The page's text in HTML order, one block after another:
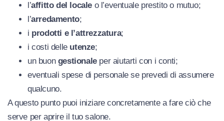
l’affitto del locale o l’eventuale prestito o mutuo;
l’arredamento;
i prodotti e l’attrezzatura;
i costi delle utenze;
un buon gestionaleper aiutarti con i conti;
eventuali spese di personale se prevedi di assumere
qualcuno.
A questo punto puoi iniziare concretamente a fare ciò che
serve per aprire il tuo salone.